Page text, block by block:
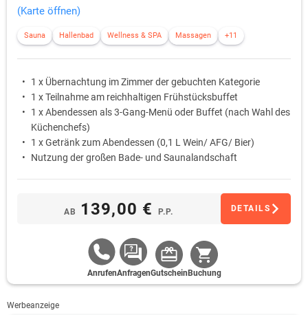
(Karte öffnen)
Sauna Hallenbad Wellness & SPA Massagen +11
1 x Übernachtung im Zimmer der gebuchten Kategorie
1 x Teilnahme am reichhaltigen Frühstücksbuffet
1 x Abendessen als 3-Gang-Menü oder Buffet (nach Wahl des
Küchenchefs)
1 x Getränk zum Abendessen (0,1 L Wein/ AFG/ Bier)
Nutzung der großen Bade- und Saunalandschaft
AB 139,00 € P.P. DETAILS
AnrufenAnfragenGutschein Buchung
Werbeanzeige